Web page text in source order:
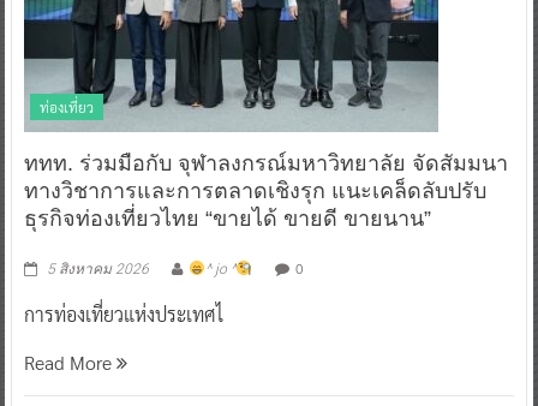
ท่องเที่ยว
ททท. ร่วมมือกับ จุฬาลงกรณ์มหาวิทยาลัย จัดสัมมนา
ทางวิชาการและการตลาดเชิงรุก แนะเคล็ดลับปรับ
ธุรกิจท่องเที่ยวไทย “ขายได้ ขายดี ขายนาน”
5 สิงหาคม 2026 ^ jo ^ 0
การท่องเที่ยวแห่งประเทศไ
Read More